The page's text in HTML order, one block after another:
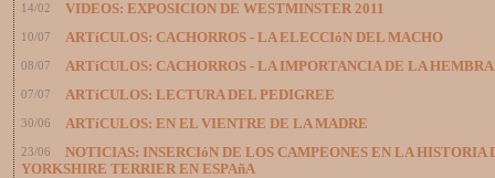
14/02 VIDEOS: EXPOSICION DE WESTMINSTER 2011
10/07 ARTíCULOS: CACHORROS - LA ELECCIóN DEL MACHO
08/07 ARTíCULOS: CACHORROS - LA IMPORTANCIA DE LA HEMBRA
07/07 ARTíCULOS: LECTURA DEL PEDIGREE
30/06 ARTíCULOS: EN EL VIENTRE DE LA MADRE
23/06
NOTICIAS: INSERCIóN DE LOS CAMPEONES EN LA HISTORIA
YORKSHIRE TERRIER EN ESPAñA